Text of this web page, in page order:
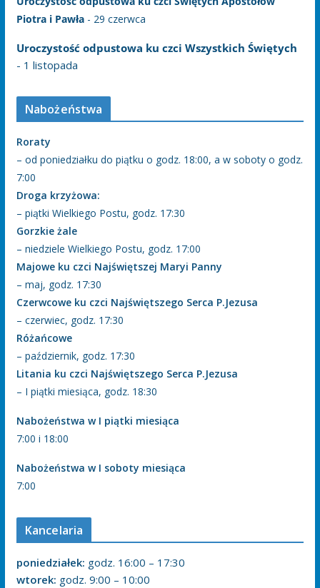
Piotra i Pawła- 29 czerwca
Uroczystość odpustowa ku czci Wszystkich Świętych
- 1 listopada
Nabożeństwa
Roraty
– od poniedziałku do piątku o godz. 18:00, a w soboty o godz.
7:00
Droga krzyżowa:
– piątki Wielkiego Postu, godz. 17:30
Gorzkie żale
– niedziele Wielkiego Postu, godz. 17:00
Majowe ku czci Najświętszej Maryi Panny
– maj, godz. 17:30
Czerwcowe ku czci Najświętszego Serca P.Jezusa
– czerwiec, godz. 17:30
Różańcowe
– październik, godz. 17:30
Litania ku czci Najświętszego Serca P.Jezusa
– I piątki miesiąca, godz. 18:30
Nabożeństwa w I piątki miesiąca
7:00 i 18:00
Nabożeństwa w I soboty miesiąca
7:00
Kancelaria
poniedziałek: godz. 16:00 – 17:30
wtorek: godz. 9:00 – 10:00